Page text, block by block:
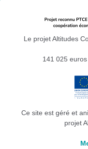
Le projet Altitudes
141 025
Ce site est géré et
projet